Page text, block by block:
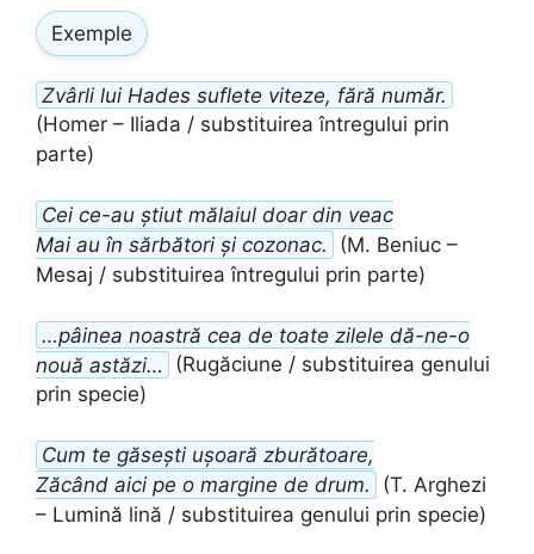
Exemple
Zvârli lui Hades suflete viteze, fără număr.
(Homer – Iliada / substituirea întregului prin
parte)
Cei ce-au știut mălaiul doar din veac
Mai au în sărbători și cozonac.
(M. Beniuc –
Mesaj / substituirea întregului prin parte)
…pâinea noastră cea de toate zilele dă-ne-o
nouă astăzi…
(Rugăciune / substituirea genului
prin specie)
Cum te găsești ușoară zburătoare,
Zăcând aici pe o margine de drum.
(T. Arghezi
– Lumină lină / substituirea genului prin specie)